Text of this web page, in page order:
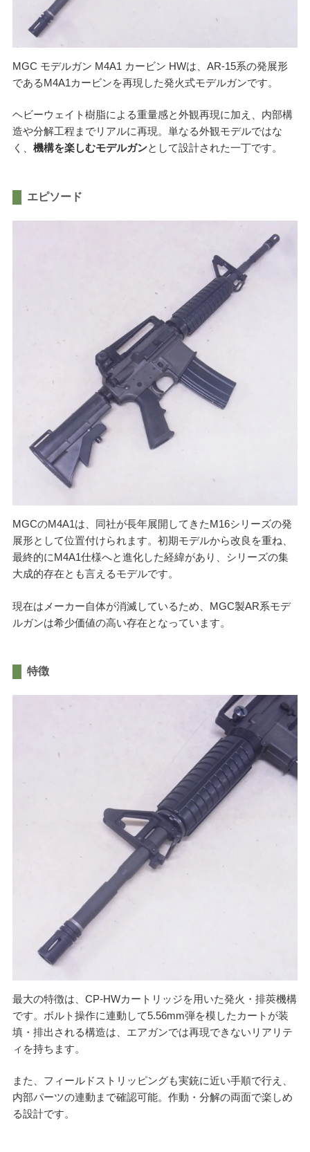
お申込みフォーム
出張対応エリア
関東・関西エリアの出張買取強化中！
くれいも屋について
会社概要
スタッフブログ
MGC モデルガン M4A1 カービン HWは、AR-15系の発展形
であるM4A1カービンを再現した発火式モデルガンです。
ヘビーウェイト樹脂による重量感と外観再現に加え、内部構
造や分解工程までリアルに再現。単なる外観モデルではな
く、 機構を楽しむモデルガンとして設計された一丁です。
エピソード
MGCのM4A1は、同社が長年展開してきたM16シリーズの発
展形として位置付けられます。初期モデルから改良を重ね、
最終的にM4A1仕様へと進化した経緯があり、シリーズの集
大成的存在とも言えるモデルです。
現在はメーカー自体が消滅しているため、MGC製AR系モデ
ルガンは希少価値の高い存在となっています。
特徴
最大の特徴は、CP-HWカートリッジを用いた発火・排莢機構
です。ボルト操作に連動して5.56mm弾を模したカートが装
填・排出される構造は、エアガンでは再現できないリアリテ
ィを持ちます。
また、フィールドストリッピングも実銃に近い手順で行え、
内部パーツの連動まで確認可能。作動・分解の両面で楽しめ
る設計です。